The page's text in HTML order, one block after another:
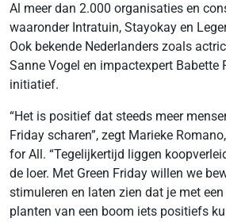
Al meer dan 2.000 organisaties en
waaronder Intratuin, Stayokay en
Ook bekende Nederlanders zoals
Sanne Vogel en impactexpert Babette
initiatief.
“Het is positief dat steeds meer
Friday scharen”, zegt Marieke
for All. “Tegelijkertijd liggen
de loer. Met Green Friday willen we
stimuleren en laten zien dat je met
planten van een boom iets positiefs